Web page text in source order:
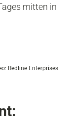
mitten in
Redline Enterprises